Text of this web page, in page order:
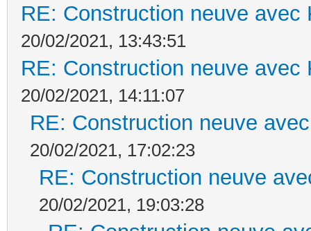
RE: Construction neuve avec
20/02/2021, 13:43:51
RE: Construction neuve avec
20/02/2021, 14:11:07
RE: Construction neuve
20/02/2021, 17:02:23
RE: Construction neuve
20/02/2021, 19:03:28